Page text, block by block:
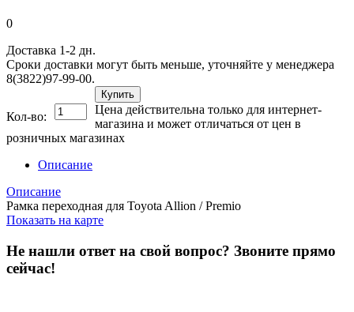
0
Доставка 1-2 дн.
Сроки доставки могут быть меньше, уточняйте у менеджера
8(3822)97-99-00.
Кол-во:
Купить
Цена действительна только для интернет-
магазина и может отличаться от цен в
розничных магазинах
Описание
Описание
Рамка переходная для Toyota Allion / Premio
Показать на карте
Не нашли ответ на свой вопрос? Звоните прямо
сейчас!